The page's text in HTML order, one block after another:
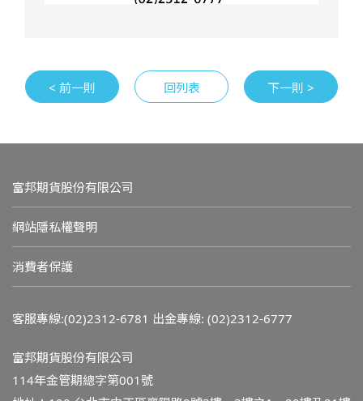
< 前一則 回列表 下一則 >
富邦期貨股份有限公司
網站隱私權聲明
消費者保護
客服專線:(02)2312-6781 出金專線: (02)2312-6777
富邦期貨股份有限公司
114年金管期總字第001號